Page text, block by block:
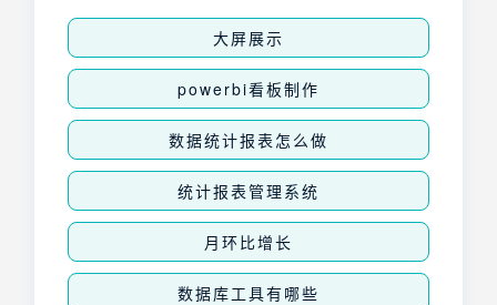
大屏展示
powerbi看板制作
数据统计报表怎么做
统计报表管理系统
月环比增长
数据库工具有哪些